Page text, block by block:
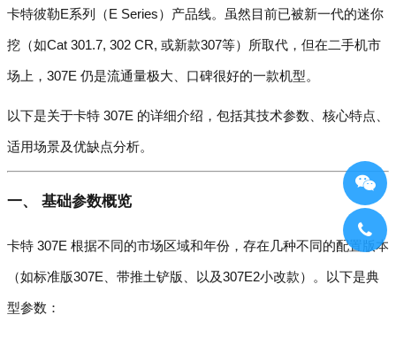
卡特彼勒E系列（E Series）产品线。虽然目前已被新一代的迷你
挖（如Cat 301.7, 302 CR, 或新款307等）所取代，但在二手机市
场上，307E 仍是流通量极大、口碑很好的一款机型。
以下是关于卡特 307E 的详细介绍，包括其技术参数、核心特点、
适用场景及优缺点分析。
一、 基础参数概览
卡特 307E 根据不同的市场区域和年份，存在几种不同的配置版本
（如标准版307E、带推土铲版、以及307E2小改款）。以下是典
型参数：